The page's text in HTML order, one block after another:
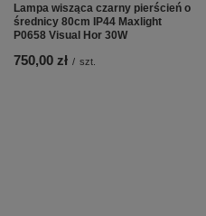
Lampa wisząca czarny pierścień o
średnicy 80cm IP44 Maxlight
P0658 Visual Hor 30W
750,00 zł / szt.